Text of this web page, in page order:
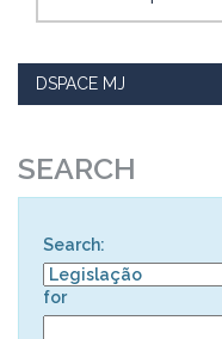
DSPACE MJ
SEARCH
Search:
for